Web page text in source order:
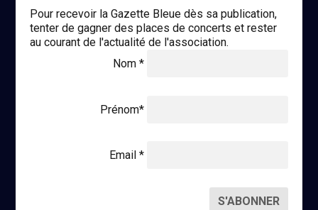
Pour recevoir la Gazette Bleue dès sa publication,
tenter de gagner des places de concerts et rester
au courant de l'actualité de l'association.
Nom *
Prénom*
Email *